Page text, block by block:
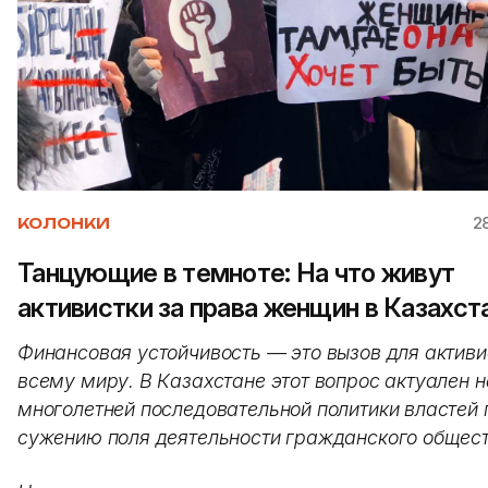
КОЛОНКИ
Танцующие в темноте: На что живут
активистки за права женщин в
Финансовая устойчивость — это вызов для
всему миру. В Казахстане этот вопрос актуален
многолетней последовательной политики властей
сужению поля деятельности гражданского